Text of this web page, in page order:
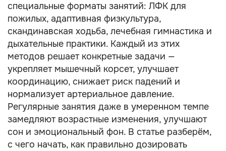
специальные форматы занятий: ЛФК для
пожилых, адаптивная физкультура,
скандинавская ходьба, лечебная гимнастика и
дыхательные практики. Каждый из этих
методов решает конкретные задачи —
укрепляет мышечный корсет, улучшает
координацию, снижает риск падений и
нормализует артериальное давление.
Регулярные занятия даже в умеренном темпе
замедляют возрастные изменения, улучшают
сон и эмоциональный фон. В статье разберём,
с чего начать, как правильно дозировать